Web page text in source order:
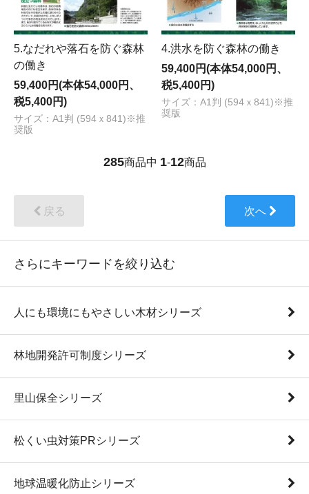
5.なだれや落石を防ぐ森林
の働き
59,400円(本体54,000円、
税5,400円)
サイズ：A1判 (594ｘ841)※推
奨版
4.洪水を防ぐ森林の働き
59,400円(本体54,000円、
税5,400円)
サイズ：A1判 (594ｘ841)※推
奨版
285商品中 1-12商品
戻る 次へ
さらにキーワードを絞り込む
人にも環境にもやさしい木材シリーズ
林地開発許可制度シリーズ
里山保全シリーズ
松くい虫対策PRシリーズ
地球温暖化防止シリーズ